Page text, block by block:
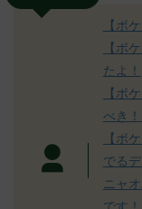
【ポ
【ポ
たよ！
【ポ
べき！
【ポ
でる
ニャ